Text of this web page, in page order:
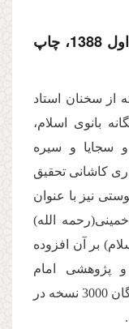
وزری، شومیز، 224 صفحه، چاپ اول 1388، چاپ
از سخنان استاد
بانوى اسلام،
و سجایا و سیره
كاشانى تحقیق
نیز با عنوان
الله)
بر آن افزوده
پژوهشى امام
خمینى(رحمه الله) این كتاب را با شمارگان 3000 نسخه در